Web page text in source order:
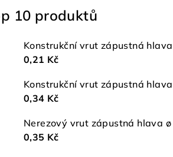
10 produktů
0,21 Kč
0,34 Kč
0,35 Kč